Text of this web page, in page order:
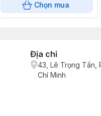
Chọn mua
Địa chỉ
43, Lê Trọng Tấn,
Chí Minh